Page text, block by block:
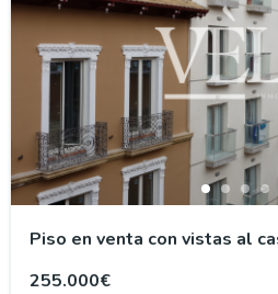
Piso en venta con vistas al
255.000€